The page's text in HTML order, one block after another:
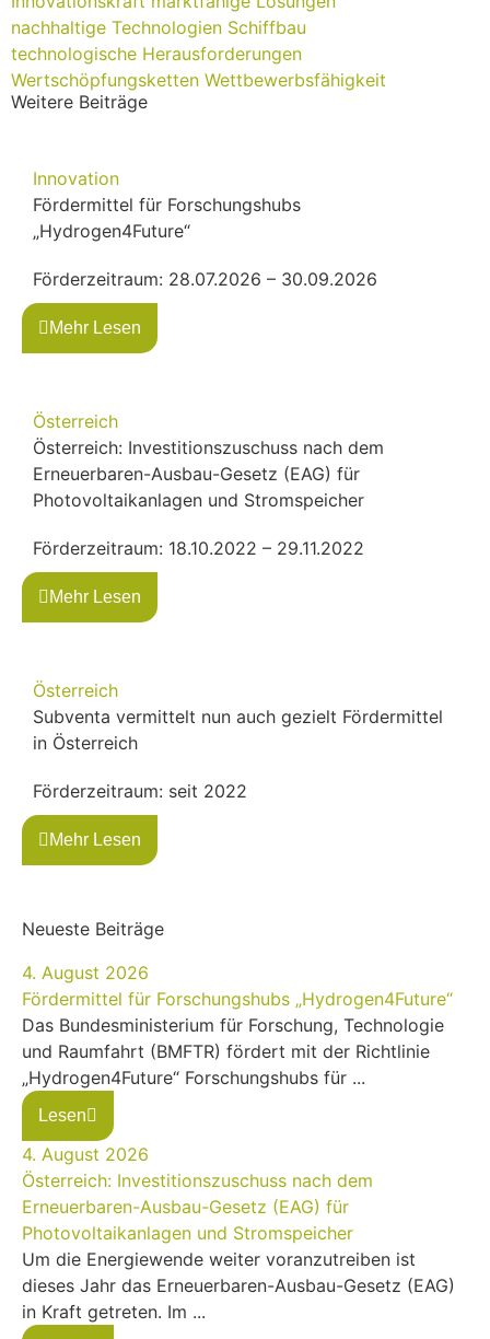
nachhaltige Technologien Schiffbau
technologische Herausforderungen
Wertschöpfungsketten Wettbewerbsfähigkeit
Weitere Beiträge
Innovation
Fördermittel für Forschungshubs
„Hydrogen4Future“
Förderzeitraum: 28.07.2026 – 30.09.2026
Mehr Lesen
Österreich
Österreich: Investitionszuschuss nach dem
Erneuerbaren-Ausbau-Gesetz (EAG) für
Photovoltaikanlagen und Stromspeicher
Förderzeitraum: 18.10.2022 – 29.11.2022
Mehr Lesen
Österreich
Subventa vermittelt nun auch gezielt Fördermittel
in Österreich
Förderzeitraum: seit 2022
Mehr Lesen
Neueste Beiträge
4. August 2026
Fördermittel für Forschungshubs „Hydrogen4Future“
Das Bundesministerium für Forschung, Technologie
und Raumfahrt (BMFTR) fördert mit der Richtlinie
„Hydrogen4Future“ Forschungshubs für ...
Lesen
4. August 2026
Österreich: Investitionszuschuss nach dem
Erneuerbaren-Ausbau-Gesetz (EAG) für
Photovoltaikanlagen und Stromspeicher
Um die Energiewende weiter voranzutreiben ist
dieses Jahr das Erneuerbaren-Ausbau-Gesetz (EAG)
in Kraft getreten. Im ...